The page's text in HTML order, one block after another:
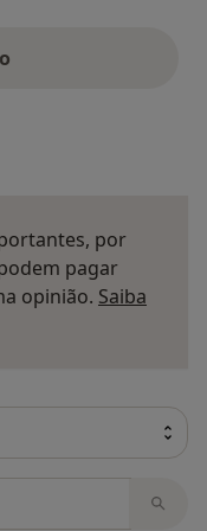
por
pagar
opinião. Saiba